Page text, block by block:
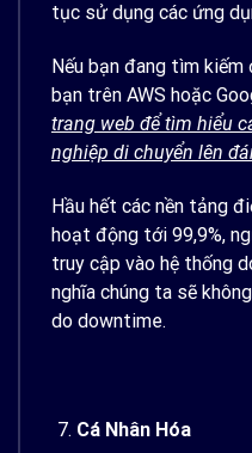
tục sử dụng các ứng
Nếu bạn đang tìm
bạn trên AWS hoặc
trang web để tìm hiểu
nghiệp di chuyển lên
Hầu hết các nền tảng
hoạt động tới 99,9%,
truy cập vào hệ thống
nghĩa chúng ta sẽ
do downtime.
Cá Nhân Hóa